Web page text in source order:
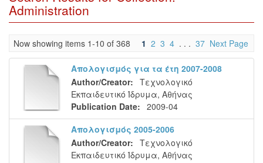
Administration
Now showing items 1-10 of 368 1 2 3 4 . . . 37 Next Page
Απολογισμός για τα έτη 2007-2008
Author/Creator: Τεχνολογικό
Εκπαιδευτικό Ίδρυμα, Αθήνας
Publication Date: 2009-04
Απολογισμός 2005-2006
Author/Creator: Τεχνολογικό
Εκπαιδευτικό Ίδρυμα, Αθήνας